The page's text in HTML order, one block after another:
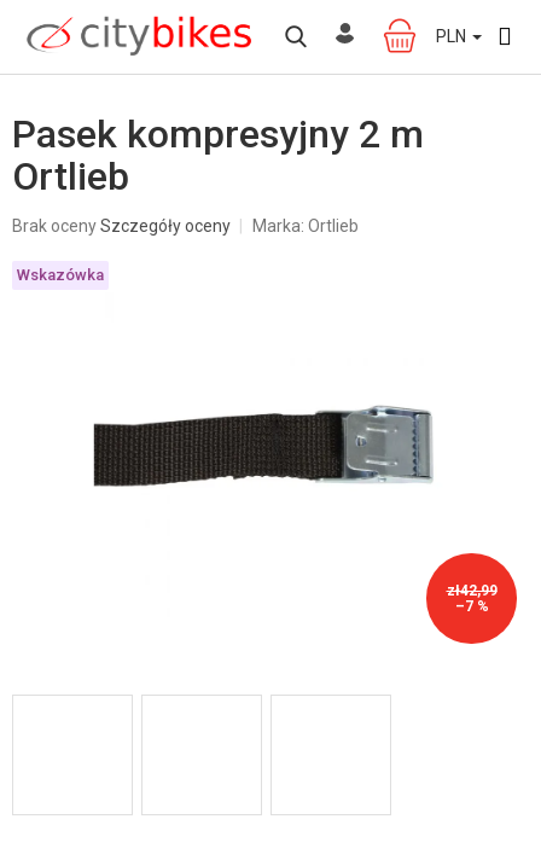
treści
KOSZYK
PLN
Pasek kompresyjny 2 m
Ortlieb
Średnia
produktu
wynosi
Brak ocenySzczegóły oceny Marka: Ortlieb
zł42,99
–7 %
Wskazówka